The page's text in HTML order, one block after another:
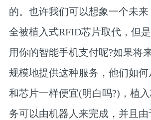
的。也许我们可以想象一个未
全被植入式RFID芯片取代，但
用你的智能手机支付呢?如果将
规模地提供这种服务，他们如
和芯片一样便宜(明白吗?)，植
务可以由机器人来完成，并且由